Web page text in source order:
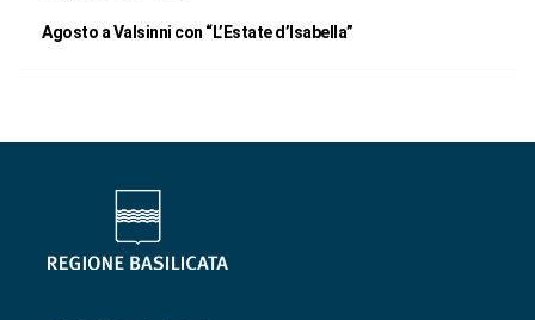
Agosto a Valsinni con “L’Estate d’Isabella”